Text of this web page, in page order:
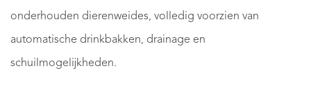
onderhouden dierenweides, volledig voorzien van
automatische drinkbakken, drainage en
schuilmogelijkheden.